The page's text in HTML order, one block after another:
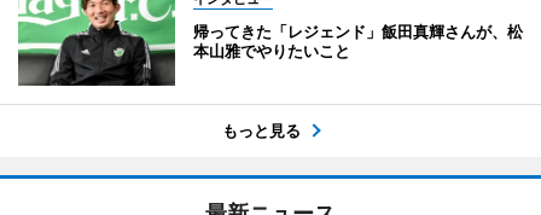
帰ってきた「レジェンド」飯田真輝さんが、松
本山雅でやりたいこと
もっと見る